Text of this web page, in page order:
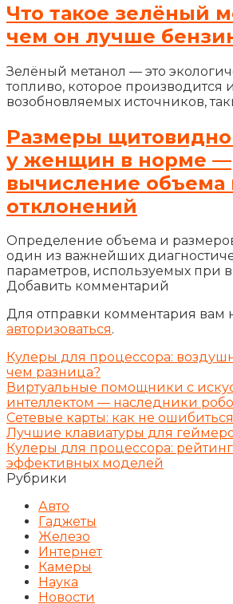
Что такое зелёный
чем он лучше
Зелёный метанол — это
топливо, которое производится
возобновляемых источников,
Размеры
у женщин в норме —
вычисление
отклонений
Определение объема и
один из важнейших
параметров, используемых при
Добавить комментарий
Для отправки комментария вам
авторизоваться.
Кулеры для процессора:
чем разница?
Виртуальные помощники с
интеллектом — наследники
Сетевые карты: как не
Лучшие клавиатуры для
Кулеры для процессора:
эффективных моделей
Рубрики
Авто
Гаджеты
Железо
Интернет
Камеры
Наука
Новости